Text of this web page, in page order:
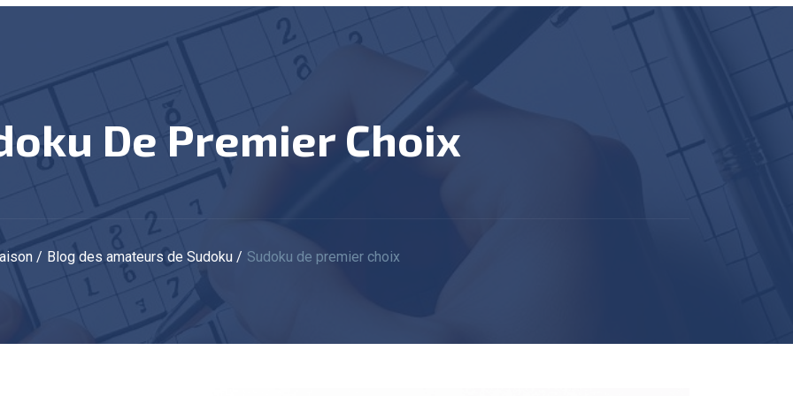
De Premier Choix
Blog des amateurs de Sudoku Sudoku de premier choix